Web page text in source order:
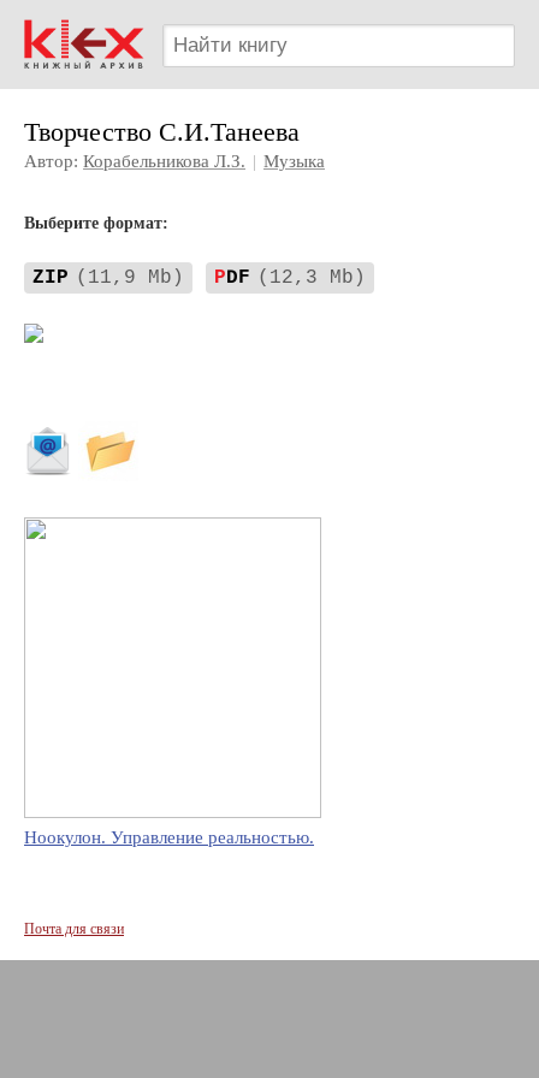
Творчество С.И.Танеева
Автор: Корабельникова Л.З. | Музыка
Выберите формат:
ZIP (11,9 Mb) PDF (12,3 Mb)
Ноокулон. Управление реальностью.
Почта для связи